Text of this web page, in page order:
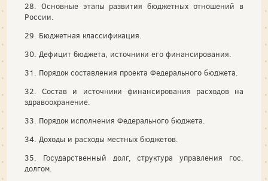
28. Основные этапы развития бюджетных отношений в
России.
29. Бюджетная классификация.
30. Дефицит бюджета, источники его финансирования.
31. Порядок составления проекта Федерального бюджета.
32. Состав и источники финансирования расходов на
здравоохранение.
33. Порядок исполнения Федерального бюджета.
34. Доходы и расходы местных бюджетов.
35. Государственный долг, структура управления гос.
долгом.